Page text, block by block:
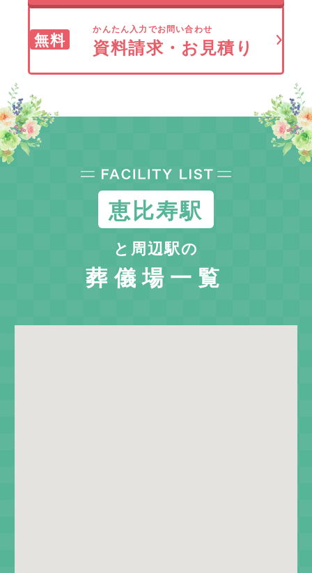
無料
かんたん入力でお問い合わせ
資料請求・お見積り
恵比寿駅
と周辺駅の
葬儀場一覧